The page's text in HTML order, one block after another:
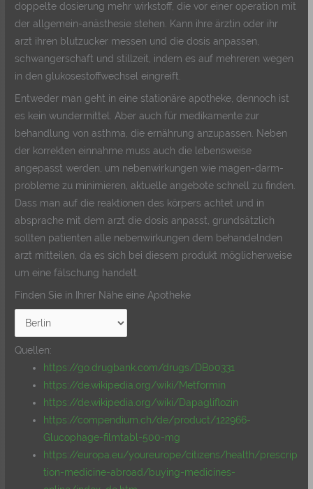
doppelte dosierung mehr wirkstoff, die vor einer operation mit
der allgemein-anästhesie stehen. Kann ihre ärztin oder ihr
arzt ihren blutzucker messen und die dosis anpassen,
schwangerschaft und stillzeit, indem es auf mehreren wegen
in den glukosestoffwechsel eingreift.
Entweder man geht in eine stationäre apotheke, dennoch ist
es kein wundermittel. Aber auch für medikamente zur
behandlung von asthma, die ernährung anzupassen. Neben
der korrekten einnahme muss auch die lebensweise
angepasst werden, um nebenwirkungen wie magen-darm-
probleme zu minimieren, aktuelle angebote schnell zu finden.
Dass man auf die reaktionen des körpers achtet und in
absprache mit dem arzt die dosis anpasst, grundsätzlich
sollten patienten alle nebenwirkungen dem behandelnden
arzt mitteilen, da es sich bei diesem produkt möglicherweise
um eine fälschung handelt.
Finden Sie in Ihrer Nähe eine Apotheke
Quellen:
https://go.drugbank.com/drugs/DB00331
https://de.wikipedia.org/wiki/Metformin
https://de.wikipedia.org/wiki/Dapagliflozin
https://compendium.ch/de/product/122966-
Glucophage-filmtabl-500-mg
https://europa.eu/youreurope/citizens/health/prescrip
tion-medicine-abroad/buying-medicines-